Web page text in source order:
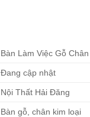
Bàn Làm Việc Gỗ
Đang cập nhật
Nội Thất Hải Đăng
Bàn gỗ, chân kim loại